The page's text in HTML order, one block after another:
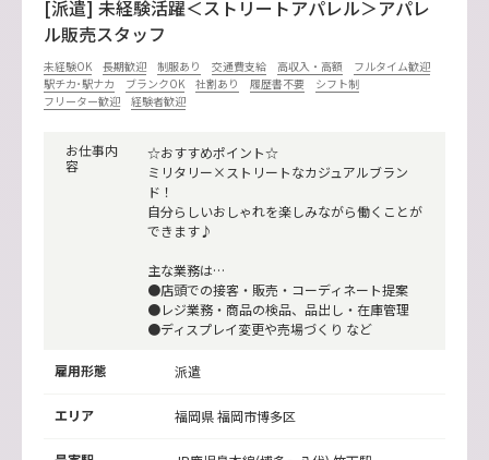
[派遣] 未経験活躍＜ストリートアパレル＞アパレ
ル販売スタッフ
未経験OK 長期歓迎 制服あり 交通費支給 高収入・高額
フルタイム歓迎
駅チカ･駅ナカ
ブランクOK 社割あり 履歴書不要
シフト制
フリーター歓迎
経験者歓迎
お仕事内
容
☆おすすめポイント☆
ミリタリー×ストリートなカジュアルブラン
ド！
自分らしいおしゃれを楽しみながら働くことが
できます♪
主な業務は…
●店頭での接客・販売・コーディネート提案
●レジ業務・商品の検品、品出し・在庫管理
●ディスプレイ変更や売場づくり など
雇用形態 派遣
エリア 福岡県 福岡市博多区